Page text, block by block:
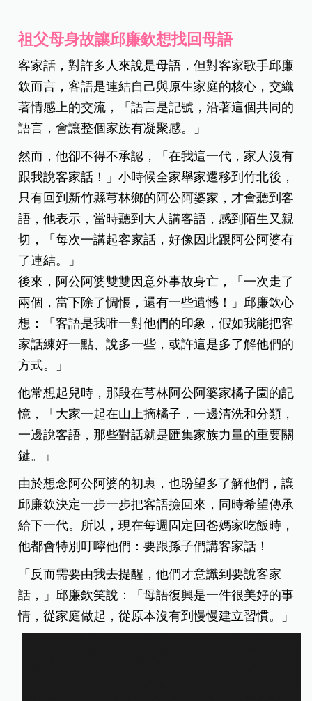
祖父母身故讓邱廉欽想找回母語
客家話，對許多人來說是母語，但對客家歌手邱廉
欽而言，客語是連結自己與原生家庭的核心，交織
著情感上的交流，「語言是記號，沿著這個共同的
語言，會讓整個家族有凝聚感。」
然而，他卻不得不承認，「在我這一代，家人沒有
跟我說客家話！」小時候全家舉家遷移到竹北後，
只有回到新竹縣芎林鄉的阿公阿婆家，才會聽到客
語，他表示，當時聽到大人講客語，感到陌生又親
切，「每次一講起客家話，好像因此跟阿公阿婆有
了連結。」
後來，阿公阿婆雙雙因意外事故身亡，「一次走了
兩個，當下除了惆悵，還有一些遺憾！」邱廉欽心
想：「客語是我唯一對他們的印象，假如我能把客
家話練好一點、說多一些，或許這是多了解他們的
方式。」
他常想起兒時，那段在芎林阿公阿婆家橘子園的記
憶，「大家一起在山上摘橘子，一邊清洗和分類，
一邊說客語，那些對話就是匯集家族力量的重要關
鍵。」
由於想念阿公阿婆的初衷，也盼望多了解他們，讓
邱廉欽決定一步一步把客語撿回來，同時希望傳承
給下一代。所以，現在每週固定回爸媽家吃飯時，
他都會特別叮嚀他們：要跟孫子們講客家話！
「反而需要由我去提醒，他們才意識到要說客家
話，」邱廉欽笑說：「母語復興是一件很美好的事
情，從家庭做起，從原本沒有到慢慢建立習慣。」